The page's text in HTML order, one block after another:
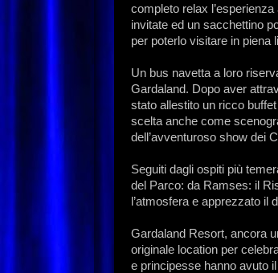
completo relax
invitate ed un sacchettino
per poterlo visitare in piena
Un bus navetta a loro
Gardaland. Dopo aver
stato allestito un ricco
scelta anche come
dell’avventuroso show dei
Seguiti dagli ospiti più
del Parco: da Ramses: il
l’atmosfera e apprezzato il
Gardaland Resort, ancora
originale location per
e principesse hanno avuto